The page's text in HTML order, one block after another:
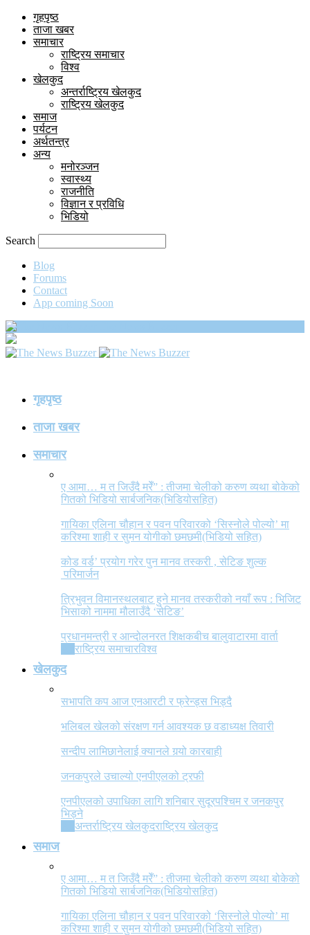
गृहपृष्ठ
ताजा खबर
समाचार
राष्ट्रिय समाचार
विश्व
खेलकुद
अन्तर्राष्ट्रिय खेलकुद
राष्ट्रिय खेलकुद
समाज
पर्यटन
अर्थतन्त्र
अन्य
मनोरञ्जन
स्वास्थ्य
राजनीति
विज्ञान र प्रविधि
भिडियो
Search
Blog
Forums
Contact
App coming Soon
गृहपृष्ठ
ताजा खबर
समाचार
ए आमा… म त जिउँदै मरेँ” : तीजमा चेलीको करुण व्यथा बोकेको
गितको भिडियो सार्बजनिक(भिडियोसहित)
गायिका एलिना चौहान र पवन परिवारको ‘सिस्नोले पोल्यो’ मा
करिश्मा शाही र सुमन योगीको छमछमी(भिडियो सहित)
कोड वर्ड’ प्रयोग गरेर पुन मानव तस्करी , सेटिङ शुल्क
परिमार्जन
त्रिभुवन विमानस्थलबाट हुने मानव तस्करीको नयाँ रूप : भिजिट
भिसाको नाममा मौलाउँदै ‘सेटिङ’
प्रधानमन्त्री र आन्दोलनरत शिक्षकबीच बालुवाटारमा वार्ता
राष्ट्रिय समाचारविश्व
खेलकुद
सभापति कप आज एनआरटी र फ्रेन्ड्स भिड्दै
भलिबल खेलको संरक्षण गर्न आवश्यक छ वडाध्यक्ष तिवारी
सन्दीप लामिछानेलाई क्यानले गर्‍यो कारबाही
जनकपुरले उचाल्यो एनपीएलको ट्रफी
एनपीएलको उपाधिका लागि शनिबार सुदूरपश्चिम र जनकपुर
भिड्ने
अन्तर्राष्ट्रिय खेलकुदराष्ट्रिय खेलकुद
समाज
ए आमा… म त जिउँदै मरेँ” : तीजमा चेलीको करुण व्यथा बोकेको
गितको भिडियो सार्बजनिक(भिडियोसहित)
गायिका एलिना चौहान र पवन परिवारको ‘सिस्नोले पोल्यो’ मा
करिश्मा शाही र सुमन योगीको छमछमी(भिडियो सहित)